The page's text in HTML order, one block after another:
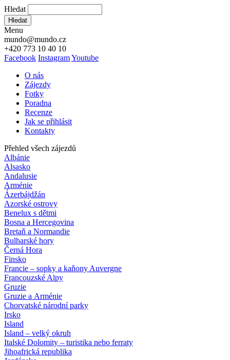
Hledat
Hledat
Menu
mundo@mundo.cz
+420 773 10 40 10
Facebook InstagramYoutube
O nás
Zájezdy
Fotky
Poradna
Recenze
Jak se přihlásit
Kontakty
Přehled všech zájezdů
Albánie
Alsasko
Andalusie
Arménie
Ázerbájdžán
Azorské ostrovy
Benelux s dětmi
Bosna a Hercegovina
Bretaň a Normandie
Bulharské hory
Černá Hora
Finsko
Francie – sopky a kaňony Auvergne
Francouzské Alpy
Gruzie
Gruzie a Arménie
Chorvatské národní parky
Irsko
Island
Island – velký okruh
Italské Dolomity – turistika nebo ferraty
Jihoafrická republika